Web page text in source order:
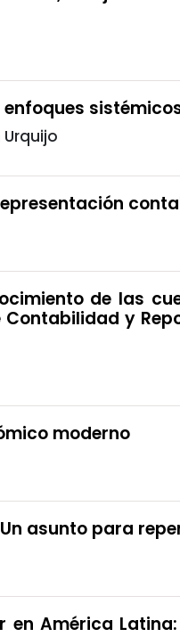
de las
y
moderno
asunto para
en América